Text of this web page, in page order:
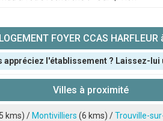
FOYER CCAS
appréciez l'établissement ? Laissez-lui
attribuer :
Villes à proximité
kms) / Montivilliers (6 kms) /Trouville-